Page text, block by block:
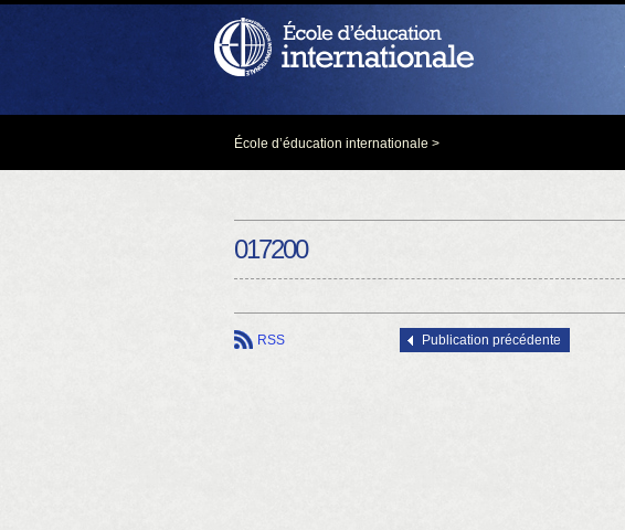
École d’éducation internationale >
017200
RSS Publication précédente